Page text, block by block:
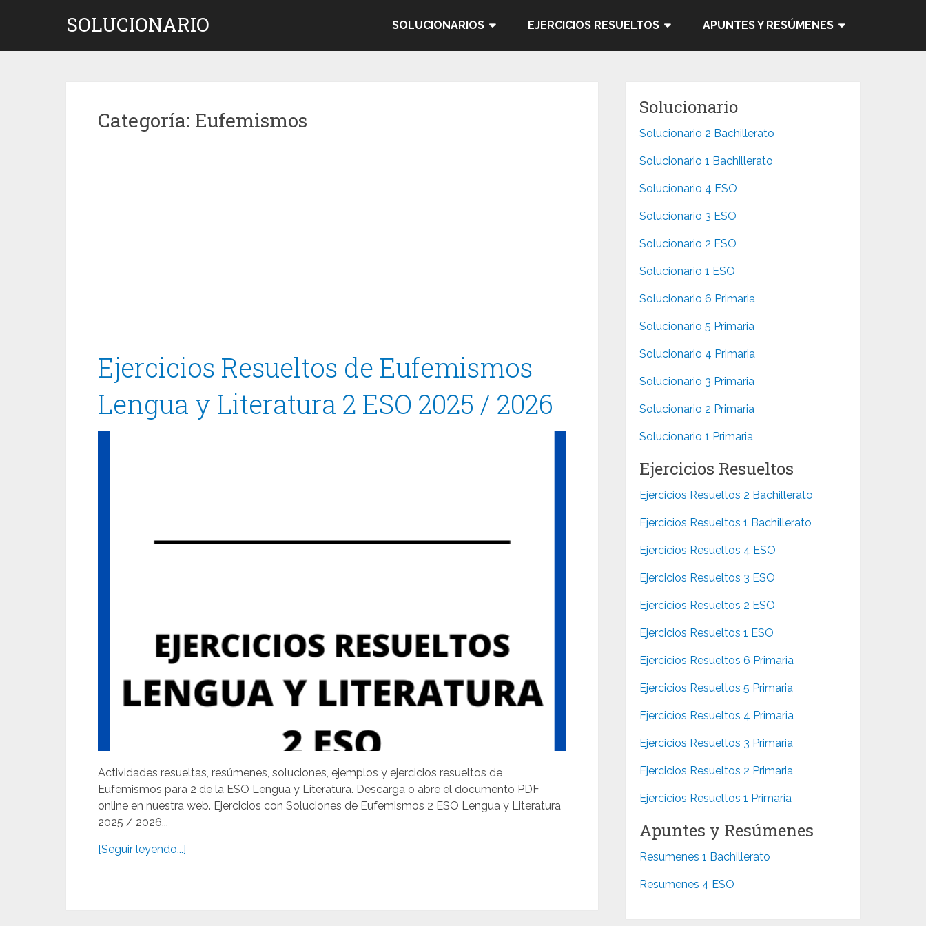
SOLUCIONARIO SOLUCIONARIOS EJERCICIOS RESUELTOS APUNTES Y RESÚMENES
Categoría: Eufemismos
Ejercicios Resueltos de Eufemismos
Lengua y Literatura 2 ESO 2025 / 2026
Actividades resueltas, resúmenes, soluciones, ejemplos y ejercicios resueltos de
Eufemismos para 2 de la ESO Lengua y Literatura. Descarga o abre el documento PDF
online en nuestra web. Ejercicios con Soluciones de Eufemismos 2 ESO Lengua y Literatura
2025 / 2026...
[Seguir leyendo...]
Solucionario
Solucionario 2 Bachillerato
Solucionario 1 Bachillerato
Solucionario 4 ESO
Solucionario 3 ESO
Solucionario 2 ESO
Solucionario 1 ESO
Solucionario 6 Primaria
Solucionario 5 Primaria
Solucionario 4 Primaria
Solucionario 3 Primaria
Solucionario 2 Primaria
Solucionario 1 Primaria
Ejercicios Resueltos
Ejercicios Resueltos 2 Bachillerato
Ejercicios Resueltos 1 Bachillerato
Ejercicios Resueltos 4 ESO
Ejercicios Resueltos 3 ESO
Ejercicios Resueltos 2 ESO
Ejercicios Resueltos 1 ESO
Ejercicios Resueltos 6 Primaria
Ejercicios Resueltos 5 Primaria
Ejercicios Resueltos 4 Primaria
Ejercicios Resueltos 3 Primaria
Ejercicios Resueltos 2 Primaria
Ejercicios Resueltos 1 Primaria
Apuntes y Resúmenes
Resumenes 1 Bachillerato
Resumenes 4 ESO